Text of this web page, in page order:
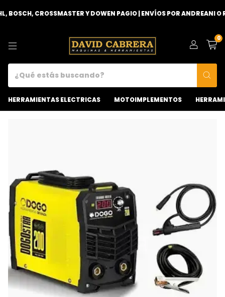
CROSSMASTER Y DOWEN PAGIO | ENVÍOS POR ANDREANI O
0
HERRAMIENTAS ELECTRICAS MOTOIMPLEMENTOS